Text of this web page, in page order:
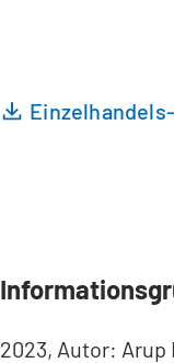
2023, Autor: Arup